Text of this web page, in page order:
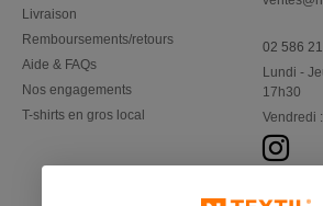
Livraison
Remboursements/retours
Aide & FAQs
Nos engagements
T-shirts en gros local
02 586
Lundi -
17h30
Vendredi